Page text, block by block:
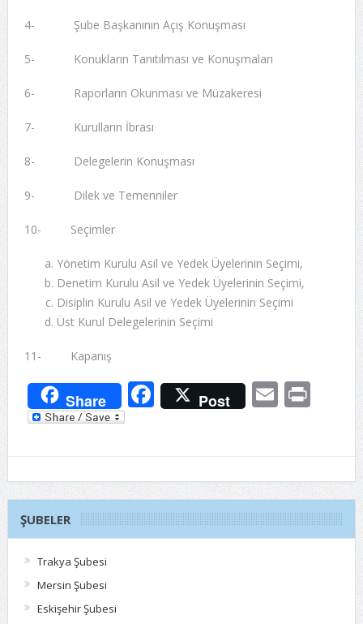
4- Şube Başkanının Açış Konuşması
5- Konukların Tanıtılması ve Konuşmaları
6- Raporların Okunması ve Müzakeresi
7- Kurulların İbrası
8- Delegelerin Konuşması
9- Dilek ve Temenniler
10- Seçimler
Yönetim Kurulu Asil ve Yedek Üyelerinin Seçimi,
Denetim Kurulu Asil ve Yedek Üyelerinin Seçimi,
Disiplin Kurulu Asil ve Yedek Üyelerinin Seçimi
Üst Kurul Delegelerinin Seçimi
11- Kapanış
Share Facebook
Post Email
ŞUBELER
Trakya Şubesi
Mersin Şubesi
Eskişehir Şubesi